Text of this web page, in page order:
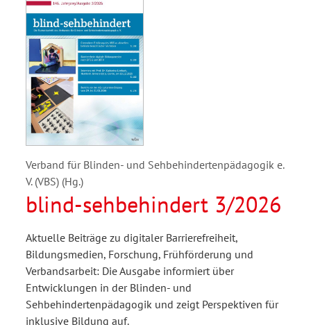
Verband für Blinden- und Sehbehindertenpädagogik e.
V. (VBS) (Hg.)
blind-sehbehindert 3/2026
Aktuelle Beiträge zu digitaler Barrierefreiheit,
Bildungsmedien, Forschung, Frühförderung und
Verbandsarbeit: Die Ausgabe informiert über
Entwicklungen in der Blinden- und
Sehbehindertenpädagogik und zeigt Perspektiven für
inklusive Bildung auf.